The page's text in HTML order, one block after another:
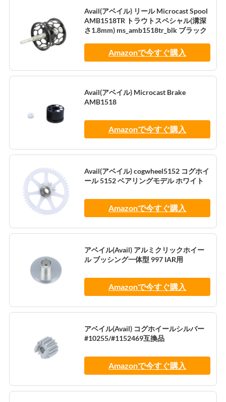
Avail(アベイル) リール Microcast Spool
AMB1518TR トラウトスペシャル(溝深
さ1.8mm) ms_amb1518tr_blk ブラック
Amazonで今すぐ購入
Avail(アベイル) Microcast Brake
AMB1518
Amazonで今すぐ購入
Avail(アベイル) cogwheel5152 コグホイ
ール 5152 ベアリングモデル ホワイト
Amazonで今すぐ購入
アベイル(Avail) アルミクリックホイー
ル ブッシング一体型 997 IAR用
Amazonで今すぐ購入
アベイル(Avail) コグホイールシルバー
#10255/#1152469互換品
Amazonで今すぐ購入